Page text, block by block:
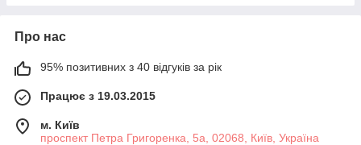
Про нас
95% позитивних з 40 відгуків за рік
Працює з 19.03.2015
м. Київ
проспект Петра Григоренка, 5а, 02068, Київ, Україна